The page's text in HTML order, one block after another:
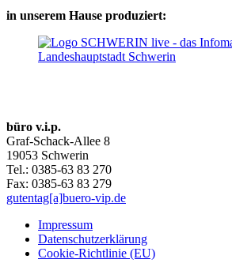
in unserem Hause produziert:
büro v.i.p.
Graf-Schack-Allee 8
19053 Schwerin
Tel.: 0385-63 83 270
Fax: 0385-63 83 279
gutentag[a]buero-vip.de
Impressum
Datenschutz­erklärung
Cookie-Richtlinie (EU)